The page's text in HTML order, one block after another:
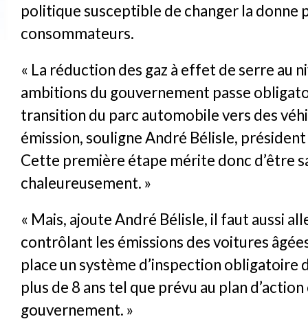
politique susceptible de changer la donne
consommateurs.
« La réduction des gaz à effet de serre au
ambitions du gouvernement passe
transition du parc automobile vers des
émission, souligne André Bélisle, président
Cette première étape mérite donc d’être
chaleureusement. »
« Mais, ajoute André Bélisle, il faut aussi
contrôlant les émissions des voitures
place un système d’inspection obligatoire
plus de 8 ans tel que prévu au plan
gouvernement. »